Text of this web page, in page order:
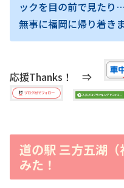
ックを目の前で見たり
無事に福岡に帰り着き
応援Thanks！ ⇒
道の駅 三方五湖
みた！